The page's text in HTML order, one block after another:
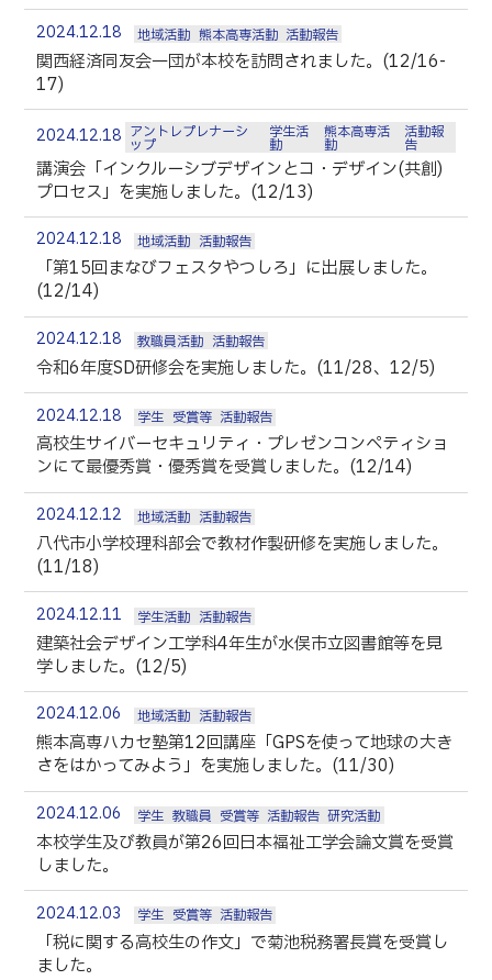
2024.12.18 地域活動 熊本高専活動 活動報告
関西経済同友会一団が本校を訪問されました。(12/16-
17)
2024.12.18 アントレプレナーシ
ップ
学生活
動
熊本高専活
動
活動報
告
講演会「インクルーシブデザインとコ・デザイン(共創)
プロセス」を実施しました。(12/13)
2024.12.18 地域活動 活動報告
「第15回まなびフェスタやつしろ」に出展しました。
(12/14)
2024.12.18 教職員活動 活動報告
令和6年度SD研修会を実施しました。(11/28、12/5)
2024.12.18 学生 受賞等 活動報告
高校生サイバーセキュリティ・プレゼンコンペティショ
ンにて最優秀賞・優秀賞を受賞しました。(12/14)
2024.12.12 地域活動 活動報告
八代市小学校理科部会で教材作製研修を実施しました。
(11/18)
2024.12.11 学生活動 活動報告
建築社会デザイン工学科4年生が水俣市立図書館等を見
学しました。(12/5)
2024.12.06 地域活動 活動報告
熊本高専ハカセ塾第12回講座「GPSを使って地球の大き
さをはかってみよう」を実施しました。(11/30)
2024.12.06 学生 教職員 受賞等 活動報告 研究活動
本校学生及び教員が第26回日本福祉工学会論文賞を受賞
しました。
2024.12.03 学生 受賞等 活動報告
「税に関する高校生の作文」で菊池税務署長賞を受賞し
ました。